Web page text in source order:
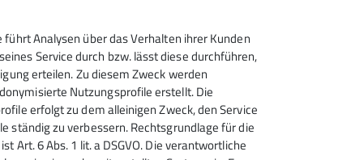
Sektion Geislingen e.V. des
Deutschen Alpenvereins (D.A.V.)
e.V.
Analysen über das Verhalten ihrer Kunden
Service durch bzw. lässt diese durchführen,
erteilen. Zu diesem Zweck werden
Nutzungsprofile erstellt. Die
erfolgt zu dem alleinigen Zweck, den Service
ständig zu verbessern. Rechtsgrundlage für die
Art. 6 Abs. 1 lit. a DSGVO. Die verantwortliche